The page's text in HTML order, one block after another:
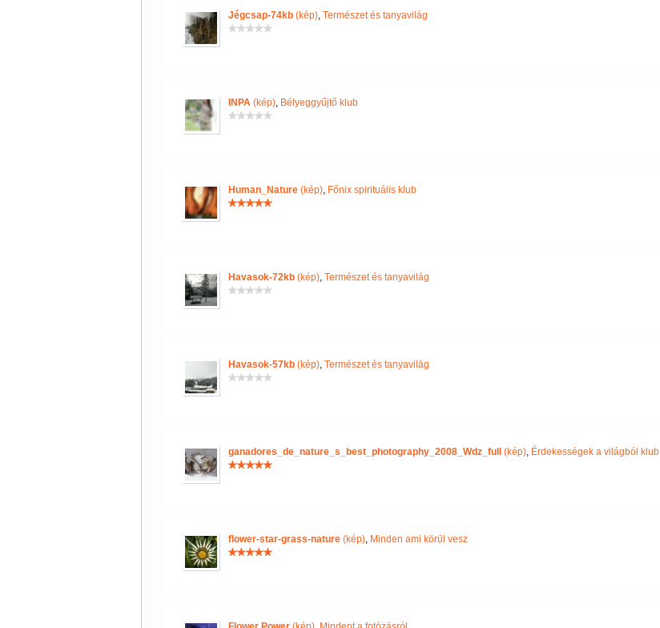
Jégcsap-74kb(kép), Természet és tanyavilág
INPA(kép), Bélyeggyűjtő klub
Human_Nature(kép), Főnix spirituális klub
Havasok-72kb(kép), Természet és tanyavilág
Havasok-57kb(kép), Természet és tanyavilág
ganadores_de_nature_s_best_photography_2008_Wdz_full (kép), Érdekességek a világból klub
flower-star-grass-nature(kép), Minden ami körül vesz